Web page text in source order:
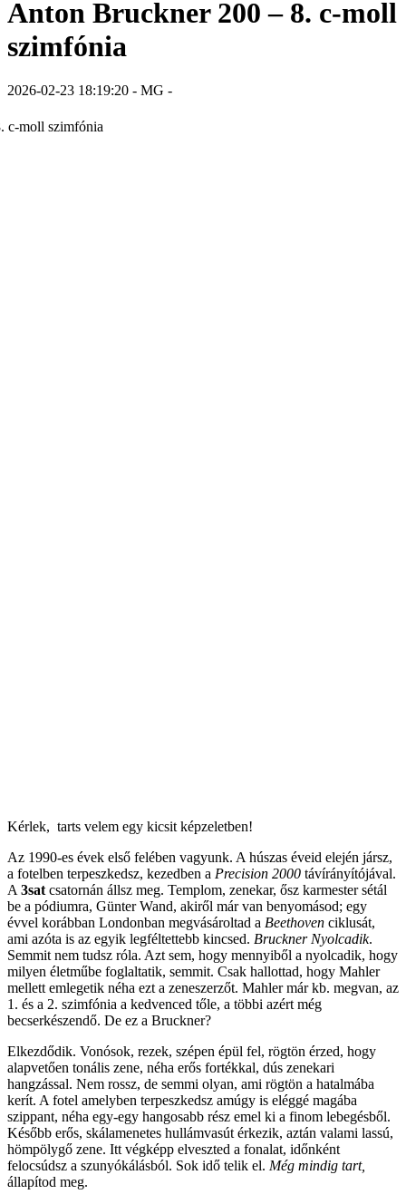
Anton Bruckner 200 – 8. c-moll
szimfónia
2026-02-23 18:19:20 - MG -
Kérlek, tarts velem egy kicsit képzeletben!
Az 1990-es évek első felében vagyunk. A húszas éveid elején jársz,
a fotelben terpeszkedsz, kezedben a Precision 2000 távírányítójával.
A3satcsatornán állsz meg. Templom, zenekar, ősz karmester sétál
be a pódiumra, Günter Wand, akiről már van benyomásod; egy
évvel korábban Londonban megvásároltad a Beethoven ciklusát,
ami azóta is az egyik legféltettebb kincsed. Bruckner Nyolcadik.
Semmit nem tudsz róla. Azt sem, hogy mennyiből a nyolcadik, hogy
milyen életműbe foglaltatik, semmit. Csak hallottad, hogy Mahler
mellett emlegetik néha ezt a zeneszerzőt. Mahler már kb. megvan, az
1. és a 2. szimfónia a kedvenced tőle, a többi azért még
becserkészendő. De ez a Bruckner?
Elkezdődik. Vonósok, rezek, szépen épül fel, rögtön érzed, hogy
alapvetően tonális zene, néha erős fortékkal, dús zenekari
hangzással. Nem rossz, de semmi olyan, ami rögtön a hatalmába
kerít. A fotel amelyben terpeszkedsz amúgy is eléggé magába
szippant, néha egy-egy hangosabb rész emel ki a finom lebegésből.
Később erős, skálamenetes hullámvasút érkezik, aztán valami lassú,
hömpölygő zene. Itt végképp elveszted a fonalat, időnként
felocsúdsz a szunyókálásból. Sok idő telik el. Még mindig tart,
állapítod meg.